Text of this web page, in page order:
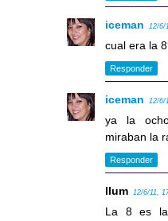
iceman 12/6/
cual era la
Responder
iceman 12/6/
ya la
miraban la
Responder
llum 12/6/11,
La 8 es